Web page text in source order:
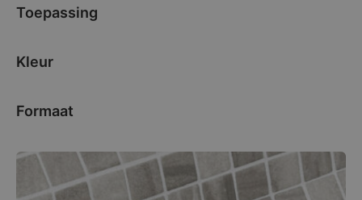
Toepassing
Kleur
Formaat